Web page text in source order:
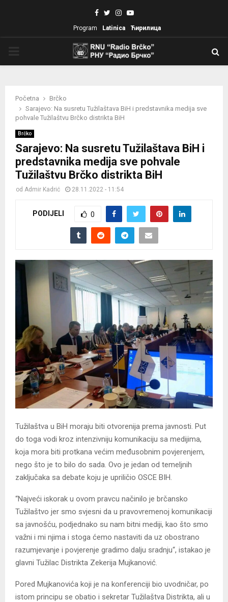
Facebook
TwitterInstagram
Youtube
Program Latinica Ћирилица
Početna
Brčko
Sarajevo: Na susretu Tužilaštava BiH i predstavnika medija sve
pohvale Tužilaštvu Brčko distrikta BiH
Brčko
Sarajevo: Na susretu Tužilaštava BiH i
predstavnika medija sve pohvale
Tužilaštvu Brčko distrikta BiH
od Admir Kadrić 28.11.2022 - 11:54
PODIJELI 0
Tužilaštva u BiH moraju biti otvorenija prema javnosti. Put
do toga vodi kroz intenzivniju komunikaciju sa medijima,
koja mora biti protkana većim međusobnim povjerenjem,
nego što je to bilo do sada. Ovo je jedan od temeljnih
zaključaka sa debate koju je upriličio OSCE BIH.
“Najveći iskorak u ovom pravcu načinilo je brčansko
Tužilaštvo jer smo svjesni da u pravovremenoj komunikaciji
sa javnošću, podjednako su nam bitni mediji, kao što smo
važni i mi njima i stoga ćemo nastaviti da uz obostrano
razumjevanje i povjerenje gradimo dalju sradnju“, istakao je
glavni Tužilac Distrikta Zekerija Mujkanović.
Pored Mujkanovića koji je na konferenciji bio uvodničar, po
istom principu se obatio i sekretar Tužilaštva Distrikta, ali u